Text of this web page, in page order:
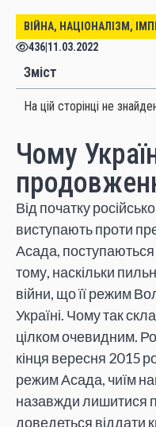
ВІЙНА, НАЦІОНАЛІЗМ,
436 11.03.2022
Зміст
На цій сторінці не
Чому
Від початку
виступають проти
Асада,
тому, наскільки
війни, що її режим
Україні. Чому так
цілком очевидним.
кінця вересня 2015
режим Асада, чиїм
назавжди лишитися
доведеться віддати